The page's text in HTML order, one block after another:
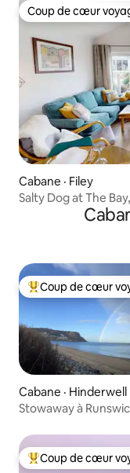
Coup de cœur
Coup de cœur
Cabane · Filey
Salty Dog at The
Coup de cœur
Coup de cœur
Cabane · Hinderwell
Stowaway à
Coup de cœur
Coup de cœur